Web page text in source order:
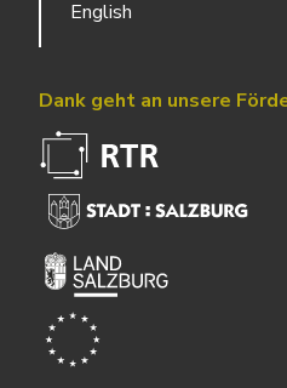
English
Dank geht an unsere